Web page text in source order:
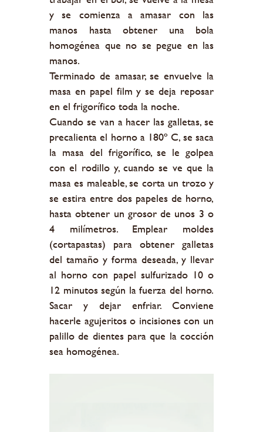
y se comienza a amasar con las
manos hasta obtener una bola
homogénea que no se pegue en las
manos.
Terminado de amasar, se envuelve la
masa en papel film y se deja reposar
en el frigorífico toda la noche.
Cuando se van a hacer las galletas, se
precalienta el horno a 180º C, se saca
la masa del frigorífico, se le golpea
con el rodillo y, cuando se ve que la
masa es maleable, se corta un trozo y
se estira entre dos papeles de horno,
hasta obtener un grosor de unos 3 o
4 milímetros. Emplear moldes
(cortapastas) para obtener galletas
del tamaño y forma deseada, y llevar
al horno con papel sulfurizado 10 o
12 minutos según la fuerza del horno.
Sacar y dejar enfriar. Conviene
hacerle agujeritos o incisiones con un
palillo de dientes para que la cocción
sea homogénea.